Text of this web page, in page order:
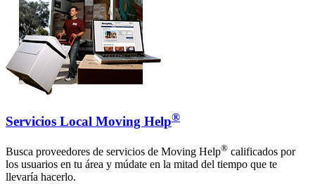
Servicios Local Moving Help®
Busca proveedores de servicios de Moving Help® calificados por
los usuarios en tu área y múdate en la mitad del tiempo que te
llevaría hacerlo.